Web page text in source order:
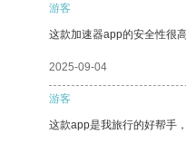
游客
这款加速器app的安全性很
2025-09-04
游客
这款app是我旅行的好帮手